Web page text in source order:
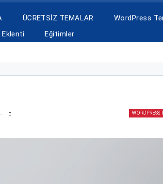
ÜCRETSİZ TEMALAR WordPress
Eğitimler
WORDPRESS